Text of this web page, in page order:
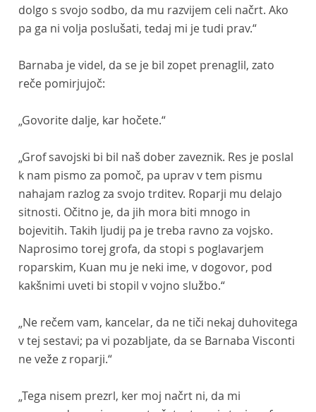
dolgo s svojo sodbo, da mu razvijem celi načrt. Ako
pa ga ni volja poslušati, tedaj mi je tudi prav.“
Barnaba je videl, da se je bil zopet prenaglil, zato
reče pomirjujoč:
„Govorite dalje, kar hočete.“
„Grof savojski bi bil naš dober zaveznik. Res je poslal
k nam pismo za pomoč, pa uprav v tem pismu
nahajam razlog za svojo trditev. Roparji mu delajo
sitnosti. Očitno je, da jih mora biti mnogo in
bojevitih. Takih ljudij pa je treba ravno za vojsko.
Naprosimo torej grofa, da stopi s poglavarjem
roparskim, Kuan mu je neki ime, v dogovor, pod
kakšnimi uveti bi stopil v vojno službo.“
„Ne rečem vam, kancelar, da ne tiči nekaj duhovitega
v tej sestavi; pa vi pozabljate, da se Barnaba Visconti
ne veže z roparji.“
„Tega nisem prezrl, ker moj načrt ni, da mi